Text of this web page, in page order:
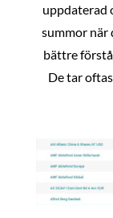
uppdaterad
summor när
bättre
De tar